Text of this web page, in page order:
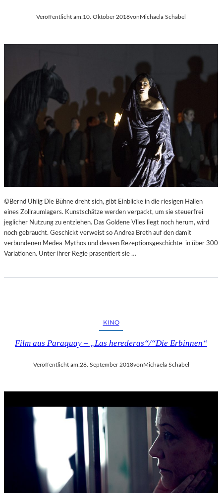
Veröffentlicht am:10. Oktober 2018von Michaela Schabel
©Bernd Uhlig Die Bühne dreht sich, gibt Einblicke in die riesigen Hallen
eines Zollraumlagers. Kunstschätze werden verpackt, um sie steuerfrei
jeglicher Nutzung zu entziehen. Das Goldene Vlies liegt noch herum, wird
noch gebraucht. Geschickt verweist so Andrea Breth auf den damit
verbundenen Medea-Mythos und dessen Rezeptionsgeschichte in über 300
Variationen. Unter ihrer Regie präsentiert sie …
KINO
Film aus Paraquay – „Las herederas“/“Die Erbinnen“
Veröffentlicht am:28. September 2018vonMichaela Schabel